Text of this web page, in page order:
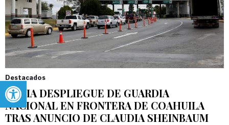
Abrir barra de herramientas
Destacados
INICIA DESPLIEGUE DE GUARDIA
NACIONAL EN FRONTERA DE COAHUILA
TRAS ANUNCIO DE CLAUDIA SHEINBAUM